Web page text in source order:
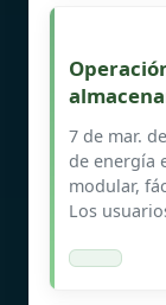
7 de mar.
de energía
modular,
Los